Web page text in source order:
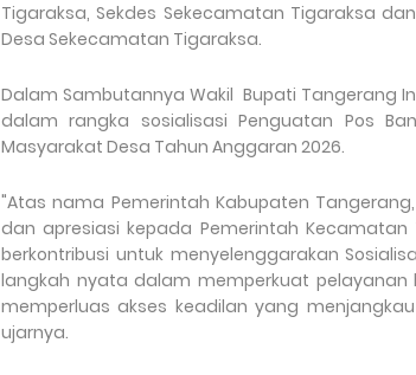
Tigaraksa, Sekdes Sekecamatan Tigaraksa
Desa Sekecamatan Tigaraksa.
Dalam Sambutannya Wakil Bupati Tangerang
dalam rangka sosialisasi Penguatan Pos
Masyarakat Desa Tahun Anggaran 2026.
"Atas nama Pemerintah Kabupaten
dan apresiasi kepada Pemerintah
berkontribusi untuk menyelenggarakan
langkah nyata dalam memperkuat
memperluas akses keadilan yang
ujarnya.